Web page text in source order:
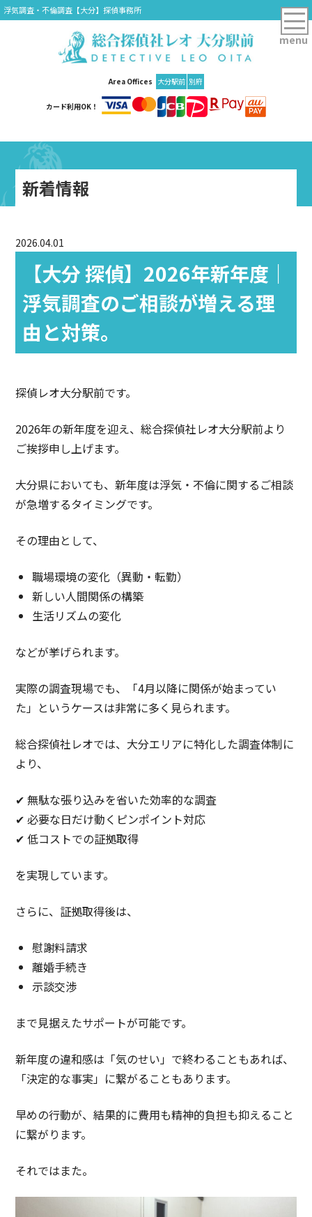
浮気調査・不倫調査【大分】探偵事務所
Area Offices 大分駅前 別府
カード利用OK！
menu
新着情報
2026.04.01
【大分 探偵】2026年新年度｜
浮気調査のご相談が増える理
由と対策。
探偵レオ大分駅前です。
2026年の新年度を迎え、総合探偵社レオ大分駅前より
ご挨拶申し上げます。
大分県においても、新年度は浮気・不倫に関するご相談
が急増するタイミングです。
その理由として、
職場環境の変化（異動・転勤）
新しい人間関係の構築
生活リズムの変化
などが挙げられます。
実際の調査現場でも、「4月以降に関係が始まってい
た」というケースは非常に多く見られます。
総合探偵社レオでは、大分エリアに特化した調査体制に
より、
✔ 無駄な張り込みを省いた効率的な調査
✔ 必要な日だけ動くピンポイント対応
✔ 低コストでの証拠取得
を実現しています。
さらに、証拠取得後は、
慰謝料請求
離婚手続き
示談交渉
まで見据えたサポートが可能です。
新年度の違和感は「気のせい」で終わることもあれば、
「決定的な事実」に繋がることもあります。
早めの行動が、結果的に費用も精神的負担も抑えること
に繋がります。
それではまた。